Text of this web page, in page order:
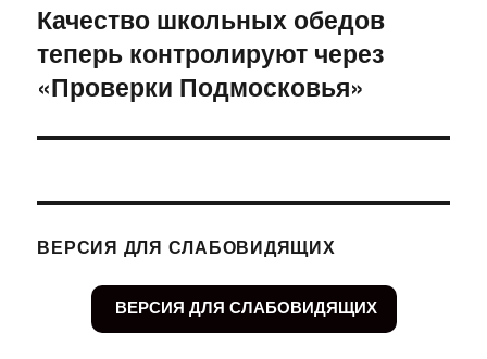
Следующая
запись:
Качество школьных обедов
теперь контролируют через
«Проверки Подмосковья»
ВЕРСИЯ ДЛЯ СЛАБОВИДЯЩИХ
ВЕРСИЯ ДЛЯ СЛАБОВИДЯЩИХ